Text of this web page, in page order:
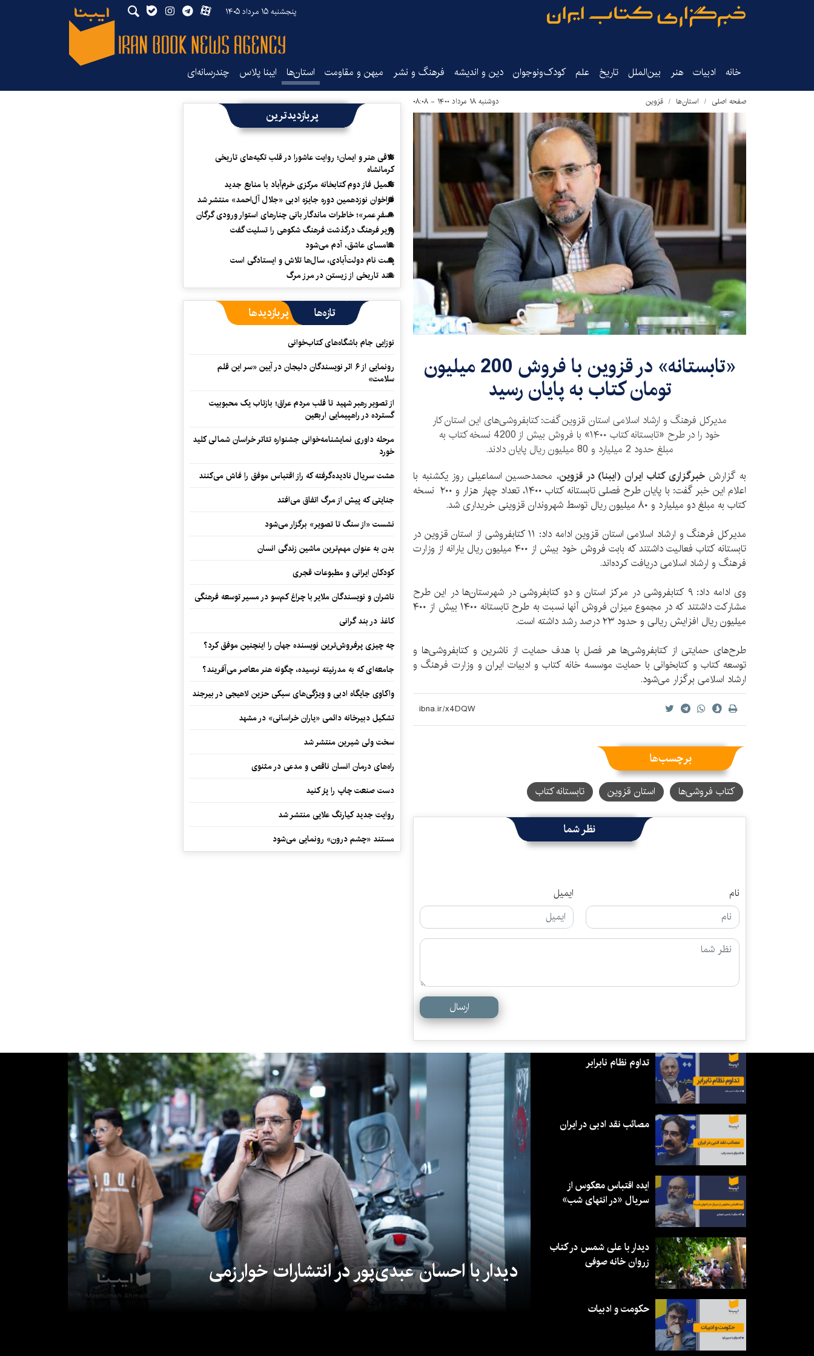
پنجشنبه ۱۵ مرداد ۱۴۰۵
خانه ادبیات هنر بین‌الملل تاریخ‌ علم کودک‌ونوجوان دین و اندیشه فرهنگ و نشر میهن و مقاومت استان‌ها ایبنا پلاس چندرسانه‌ای
صفحه اصلی استان‌ها قزوین دوشنبه ۱۸ مرداد ۱۴۰۰ - ۰۸:۰۸
«تابستانه» در قزوین با فروش 200 میلیون
تومان کتاب به پایان رسید
مدیرکل فرهنگ و ارشاد اسلامی استان قزوین گفت: کتابفروشی‌های این استان کار
خود را در طرح «تابستانه کتاب ۱۴۰۰» با فروش بیش از 4200 نسخه کتاب به
مبلغ حدود 2 میلیارد و 80 میلیون ریال پایان دادند.
به گزارشخبرگزاری کتاب ایران (ایبنا) در قزوین، محمدحسین اسماعیلی روز یکشنبه با
اعلام این خبر گفت: با پایان طرح فصلی تابستانه کتاب ۱۴۰۰، تعداد چهار هزار و ۲۰۰ نسخه
کتاب به مبلغ دو میلیارد و ۸۰ میلیون ریال توسط شهروندان قزوینی خریداری شد.
مدیرکل فرهنگ و ارشاد اسلامی استان قزوین ادامه داد: ۱۱ کتابفروشی از استان قزوین در
تابستانه کتاب فعالیت داشتند که بابت فروش خود بیش از ۴۰۰ میلیون ریال یارانه از وزارت
فرهنگ و ارشاد اسلامی دریافت کرده‌اند.
وی ادامه داد: ۹ کتابفروشی‌ در مرکز استان و دو کتابفروشی در شهرستان‌ها در این طرح
مشارکت داشتند که در مجموع میزان فروش آنها نسبت به طرح تابستانه ۱۴۰۰ بیش از ۴۰۰
میلیون ریال افزایش ریالی و حدود ۲۳ درصد رشد داشته است.
طرح‌های حمایتی از کتابفروشی‌ها هر فصل با هدف حمایت از ناشرین و کتابفروشی‌ها و
توسعه کتاب و کتابخوانی با حمایت موسسه خانه کتاب و ادبیات ایران و وزارت فرهنگ و
ارشاد اسلامی برگزار می‌شود.
برچسب‌ها
کتاب فروشی‌ها استان قزوین تابستانه کتاب
نظر شما
نام ایمیل
ارسال
پربازدیدترین
تلاقی هنر و ایمان؛ روایت عاشورا در قلب تکیه‌های تاریخی
کرمانشاه
تکمیل فاز دوم کتابخانه مرکزی خرم‌آباد با منابع جدید
فراخوان نوزدهمین دوره جایزه ادبی «جلال آل‌احمد» منتشر شد
«سفرِ عمر»؛ خاطرات ماندگار بانی چنارهای استوار ورودی گرگان
وزیر فرهنگ درگذشت فرهنگ شکوهی را تسلیت گفت
سامسای عاشق، آدم می‌شود
پشت نام دولت‌آبادی، سال‌ها تلاش و ایستادگی است
سند تاریخی از زیستن در مرز مرگ
تازه‌ها پربازدیدها
نوزایی جام باشگاه‌های کتاب‌خوانی
رونمایی از ۶ اثر نویسندگان دلیجان در آیین «سر این قلم
سلامت»
از تصویر رهبر شهید تا قلب مردم عراق؛ بازتاب یک محبوبیت
گسترده در راهپیمایی اربعین
مرحله داوری نمایشنامه‌خوانی جشنواره تئاتر خراسان شمالی کلید
خورد
هشت سریال نادیده‌گرفته که راز اقتباس موفق را فاش می‌کنند
جنایتی که پیش از مرگ اتفاق می‌افتد
نشست «از سنگ تا تصویر» برگزار می‌شود
بدن به عنوان مهم‌ترین ماشین زندگی انسان
کودکان ایرانی و مطبوعات قجری
ناشران و نویسندگان ملایر با چراغ کم‌سو در مسیر توسعه فرهنگی
کاغذ در بند گرانی
چه چیزی پرفروش‌ترین نویسنده جهان را اینچنین موفق کرد؟
جامعه‌ای که به مدرنیته نرسیده، چگونه هنر معاصر می‌آفریند؟
واکاوی جایگاه ادبی و ویژگی‌های سبکی حزین لاهیجی در بیرجند
تشکیل دبیرخانه دائمی «یاران خراسانی» در مشهد
سخت ولی شیرین منتشر شد
راه‌های درمان انسان ناقص و مدعی در مثنوی
دست صنعت چاپ را پرُ کنید
روایت جدید کیارنگ علایی منتشر شد
مستند «چشم درون» رونمایی می‌شود
دیدار با احسان عبدی‌پور در انتشارات خوارزمی
تداوم نظام نابرابر
مصائب نقد ادبی در ایران
ایده اقتباس معکوس از
سریال «در انتهای شب»
دیدار با علی شمس در کتاب
زروان خانه صوفی
حکومت و ادبیات